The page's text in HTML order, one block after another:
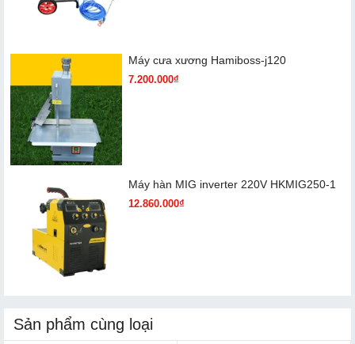
Máy cưa xương Hamiboss-j120
7.200.000₫
Máy hàn MIG inverter 220V HKMIG250-1
12.860.000₫
Sản phẩm cùng loại